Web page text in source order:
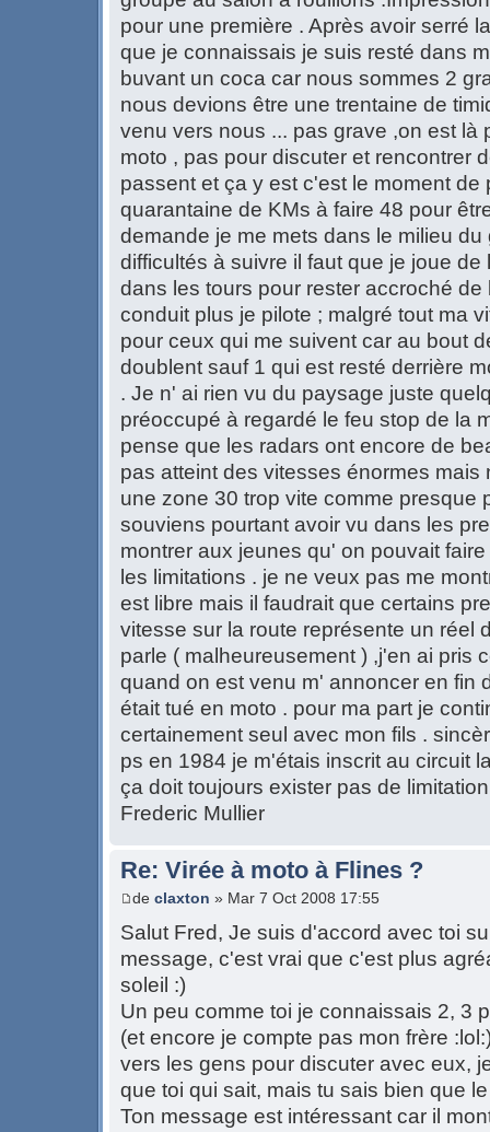
pour une première . Après avoir serré
que je connaissais je suis resté dans
buvant un coca car nous sommes 2
nous devions être une trentaine de
venu vers nous ... pas grave ,on est là
moto , pas pour discuter et rencontrer
passent et ça y est c'est le moment de
quarantaine de KMs à faire 48 pour
demande je me mets dans le milieu
difficultés à suivre il faut que je joue
dans les tours pour rester accroché
conduit plus je pilote ; malgré tout ma
pour ceux qui me suivent car au bout
doublent sauf 1 qui est resté derrière
. Je n' ai rien vu du paysage juste
préoccupé à regardé le feu stop de la
pense que les radars ont encore de
pas atteint des vitesses énormes
une zone 30 trop vite comme presque
souviens pourtant avoir vu dans les
montrer aux jeunes qu' on pouvait
les limitations . je ne veux pas me
est libre mais il faudrait que certains
vitesse sur la route représente un réel
parle ( malheureusement ) ,j'en ai pris
quand on est venu m' annoncer en fin
était tué en moto . pour ma part je
certainement seul avec mon fils .
ps en 1984 je m'étais inscrit au circuit
ça doit toujours exister pas de
Frederic Mullier
Re: Virée à moto à Flines ?
de claxton » Mar 7 Oct 2008 17:55
Salut Fred, Je suis d'accord avec toi
message, c'est vrai que c'est plus
soleil :)
Un peu comme toi je connaissais 2, 3
(et encore je compte pas mon frère
vers les gens pour discuter avec eux,
que toi qui sait, mais tu sais bien que
Ton message est intéressant car il